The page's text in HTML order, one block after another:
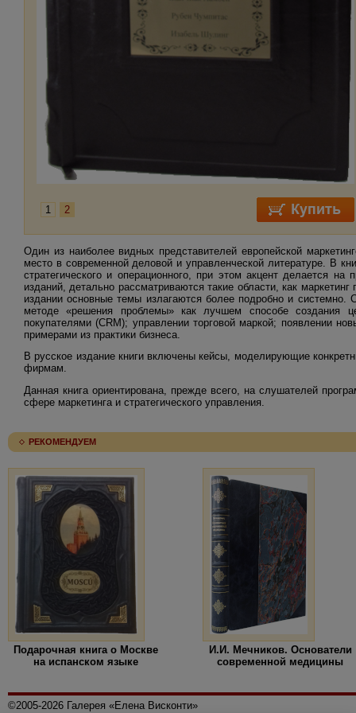
1 2
Один из наиболее видных представителей европейской
место в современной деловой и управленческой литературе. В
стратегического и операционного, при этом акцент делается
изданий, детально рассматриваются такие области, как
издании основные темы излагаются более подробно и
методе «решения проблемы» как лучшем способе создания
покупателями (CRM); управлении торговой маркой; появлении
примерами из практики бизнеса.
В русское издание книги включены кейсы, моделирующие
фирмам.
Данная книга ориентирована, прежде всего, на слушателей
сфере маркетинга и стратегического управления.
РЕКОМЕНДУЕМ
Подарочная книга о Москве
на испанском языке
И.И. Мечников. Основатели
современной медицины
©2005-2026 Галерея «Елена Висконти»